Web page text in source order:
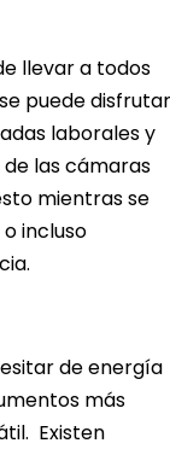
llevar a todos
puede disfrutar
laborales y
las cámaras
mientras se
incluso
de energía
más
Existen